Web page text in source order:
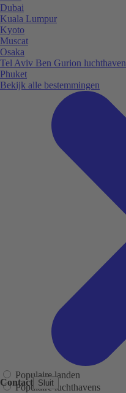
Contact Sluit
Dubai
Kuala Lumpur
Kyoto
Muscat
Osaka
Tel Aviv Ben Gurion luchthaven
Phuket
Bekijk alle bestemmingen
Populaire landen
Populaire luchthavens